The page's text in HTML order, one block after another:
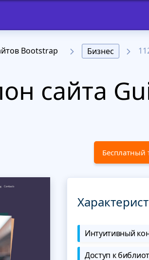
Bootstrap Бизнес
сайта
Бесплатный
Интуитивный
Доступ к